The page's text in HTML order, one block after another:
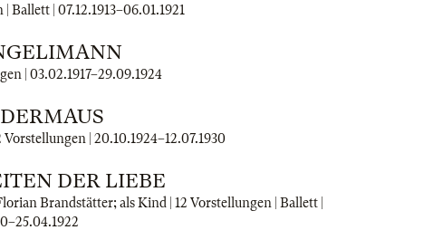
Ballett | 07.12.1913–06.01.1921
| 03.02.1917–29.09.1924
| 20.10.1924–12.07.1930
DER LIEBE
Brandstätter; als Kind | 12 Vorstellungen | Ballett |
–25.04.1922